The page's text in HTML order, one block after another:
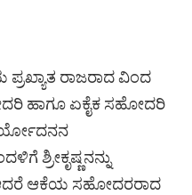
ರಾಜರಾದ ವಿಂದ
ಹಾಗೂ ಏಕೈಕ ಸಹೋದರಿ
ಶ್ರೀಕೃಷ್ಣನನ್ನು
ಆಕೆಯ ಸಹೋದರರಾದ